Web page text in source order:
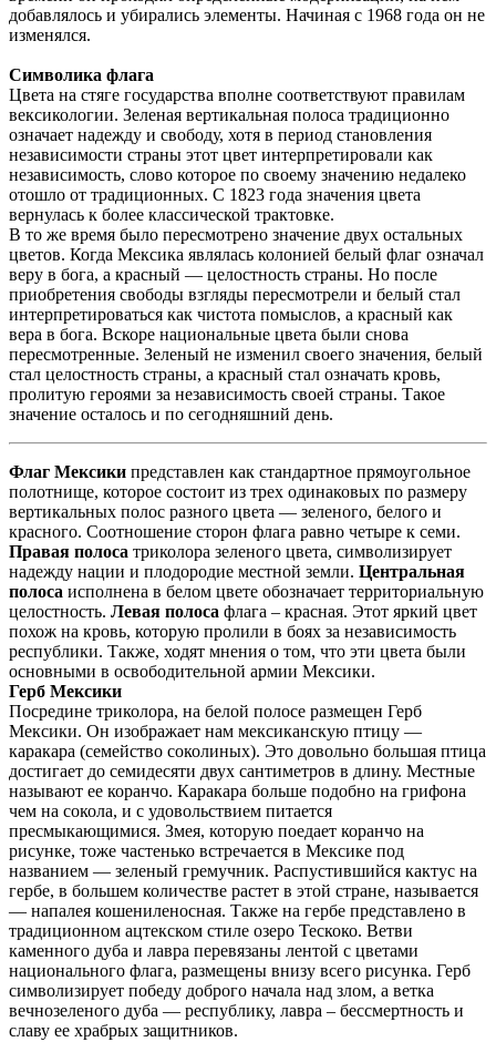
добавлялось и убирались элементы. Начиная с 1968 года он не
изменялся.
Символика флага
Цвета на стяге государства вполне соответствуют правилам
вексикологии. Зеленая вертикальная полоса традиционно
означает надежду и свободу, хотя в период становления
независимости страны этот цвет интерпретировали как
независимость, слово которое по своему значению недалеко
отошло от традиционных. С 1823 года значения цвета
вернулась к более классической трактовке.
В то же время было пересмотрено значение двух остальных
цветов. Когда Мексика являлась колонией белый флаг означал
веру в бога, а красный — целостность страны. Но после
приобретения свободы взгляды пересмотрели и белый стал
интерпретироваться как чистота помыслов, а красный как
вера в бога. Вскоре национальные цвета были снова
пересмотренные. Зеленый не изменил своего значения, белый
стал целостность страны, а красный стал означать кровь,
пролитую героями за независимость своей страны. Такое
значение осталось и по сегодняшний день.
Флаг Мексики представлен как стандартное прямоугольное
полотнище, которое состоит из трех одинаковых по размеру
вертикальных полос разного цвета — зеленого, белого и
красного. Соотношение сторон флага равно четыре к семи.
Правая полоса триколора зеленого цвета, символизирует
надежду нации и плодородие местной земли. Центральная
полоса исполнена в белом цвете обозначает территориальную
целостность. Левая полоса флага – красная. Этот яркий цвет
похож на кровь, которую пролили в боях за независимость
республики. Также, ходят мнения о том, что эти цвета были
основными в освободительной армии Мексики.
Герб Мексики
Посредине триколора, на белой полосе размещен Герб
Мексики. Он изображает нам мексиканскую птицу —
каракара (семейство соколиных). Это довольно большая птица
достигает до семидесяти двух сантиметров в длину. Местные
называют ее коранчо. Каракара больше подобно на грифона
чем на сокола, и с удовольствием питается
пресмыкающимися. Змея, которую поедает коранчо на
рисунке, тоже частенько встречается в Мексике под
названием — зеленый гремучник. Распустившийся кактус на
гербе, в большем количестве растет в этой стране, называется
— напалея кошениленосная. Также на гербе представлено в
традиционном ацтекском стиле озеро Тескоко. Ветви
каменного дуба и лавра перевязаны лентой с цветами
национального флага, размещены внизу всего рисунка. Герб
символизирует победу доброго начала над злом, а ветка
вечнозеленого дуба — республику, лавра – бессмертность и
славу ее храбрых защитников.